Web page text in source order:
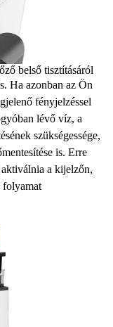
belső tisztításáról
Ha azonban az Ön
fényjelzéssel
lévő víz, a
szükségessége,
is. Erre
a kijelzőn,
folyamat